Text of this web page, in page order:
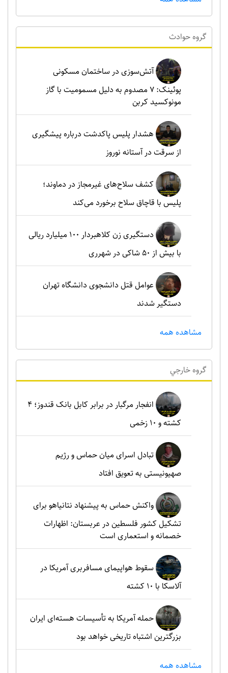
گروه حوادث
آتش‌سوزی در ساختمان مسکونی
پوئینک: 7 مصدوم به دلیل مسمومیت با گاز
مونوکسید کربن
هشدار پلیس پاکدشت درباره پیشگیری
از سرقت در آستانه نوروز
کشف سلاح‌های غیرمجاز در دماوند؛
پلیس با قاچاق سلاح برخورد می‌کند
دستگیری زن کلاهبردار ۱۰۰ میلیارد ریالی
با بیش از ۵۰ شاکی در شهرری
عوامل قتل دانشجوی دانشگاه تهران
دستگیر شدند
مشاهده همه
گروه خارجي
انفجار مرگبار در برابر کابل بانک قندوز؛ ۴
کشته و ۱۰ زخمی
تبادل اسرای میان حماس و رژیم
صهیونیستی به تعویق افتاد
واکنش حماس به پیشنهاد نتانیاهو برای
تشکیل کشور فلسطین در عربستان: اظهارات
خصمانه و استعماری است
سقوط هواپیمای مسافربری آمریکا در
آلاسکا با ۱۰ کشته
حمله آمریکا به تأسیسات هسته‌ای ایران
بزرگترین اشتباه تاریخی خواهد بود
مشاهده همه